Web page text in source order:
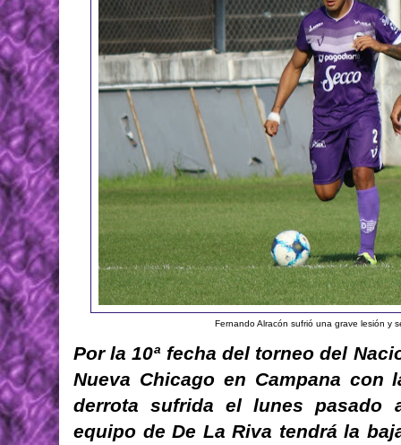
Fernando Alracón sufrió una grave lesión y
Por la 10ª fecha del torneo del
Nueva Chicago en Campana con
derrota sufrida el lunes pasado
equipo de De La Riva tendrá la